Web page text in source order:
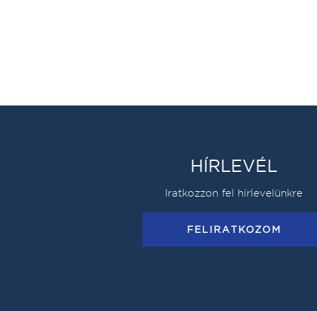
HÍRLEVÉL
Iratkozzon fel hírlevelünkre
FELIRATKOZOM